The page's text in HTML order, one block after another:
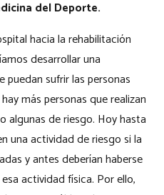
del Deporte.
hacia la rehabilitación
desarrollar una
puedan sufrir las personas
más personas que realizan
algunas de riesgo. Hoy hasta
una actividad de riesgo si la
y antes deberían haberse
actividad física. Por ello,